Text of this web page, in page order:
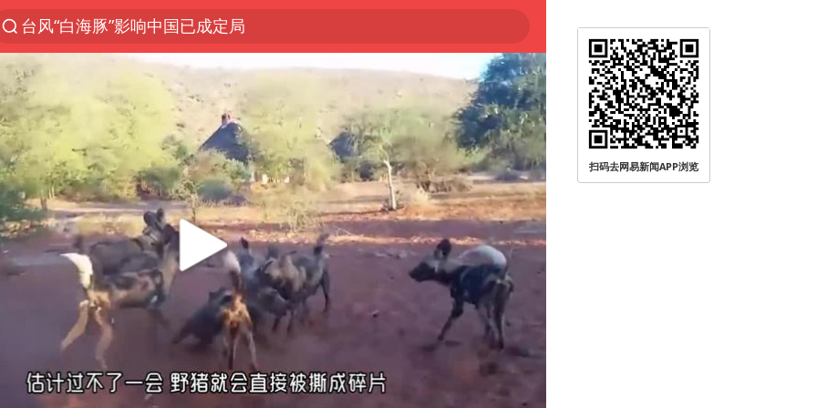
台风“白海豚”影响中国已成定局
苏泊尔回应AI广告低俗擦边剧情争议
印度暴发金迪普拉病毒
律师称“梅姨”若满75岁或不适用死刑
陕西柞水突发泥石流致1死2失联
杭州一小区17楼玻璃幕墙爆裂
“梅姨”准确年龄仍未知
沪指震荡反弹涨0.57%
41岁女子为鼓励女儿考上985研究生
“事业单位招聘不是人情买卖”
上海一酒店房间爬满床虱 住客反被怼
扫码去网易新闻APP浏览